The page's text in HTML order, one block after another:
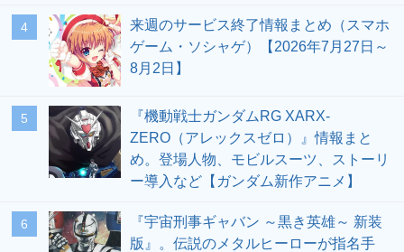
4
来週のサービス終了情報まとめ（スマホ
ゲーム・ソシャゲ）【2026年7月27日～
8月2日】
5
『機動戦士ガンダムRG XARX-
ZERO（アレックスゼロ）』情報まと
め。登場人物、モビルスーツ、ストーリ
ー導入など【ガンダム新作アニメ】
6
『宇宙刑事ギャバン ～黒き英雄～ 新装
版』。伝説のメタルヒーローが指名手